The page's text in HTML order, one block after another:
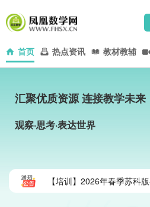
首页 热点资讯 教材教辅
汇聚优质资源 连接教学未来
观察·思考·表达世界